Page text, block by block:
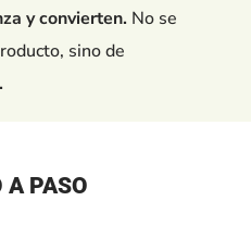
y convierten. No se
sino de
A PASO